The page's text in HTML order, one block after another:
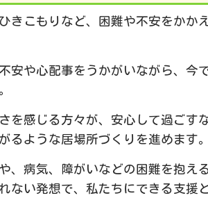
きこもりなど、困難や不安をかか
安や心配事をうかがいながら、今
を感じる方々が、安心して過ごす
るような居場所づくりを進めます。
、病気、障がいなどの困難を抱え
ない発想で、私たちにできる支援